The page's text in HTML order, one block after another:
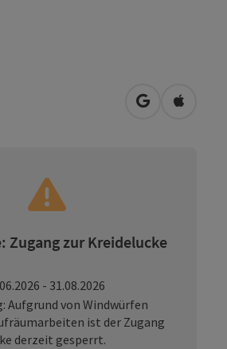
in Google
in
Zugang zur Kreidelucke
- 31.08.2026
Aufgrund von Windwürfen
ist der Zugang
derzeit gesperrt.